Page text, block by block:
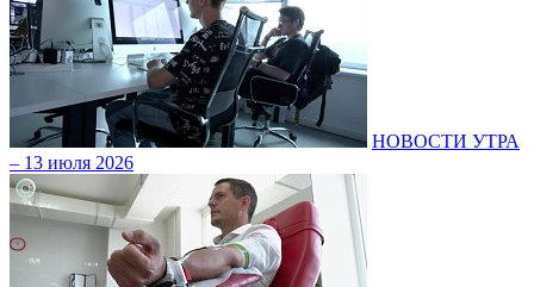
НОВОСТИ УТРА
– 13 июля 2026